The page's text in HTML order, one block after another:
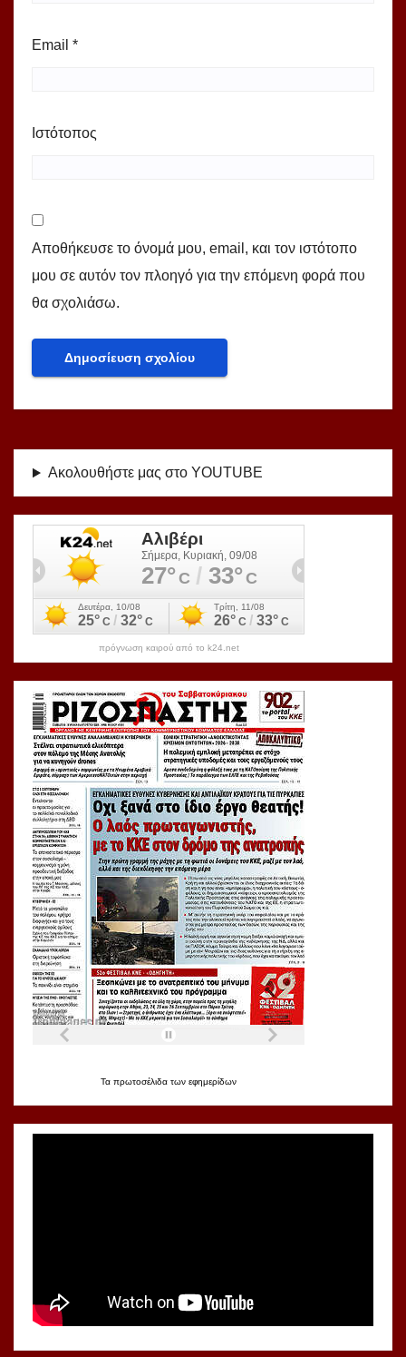
Email *
Ιστότοπος
Αποθήκευσε το όνομά μου, email, και τον ιστότοπο
μου σε αυτόν τον πλοηγό για την επόμενη φορά που
θα σχολιάσω.
Ακολουθήστε μας στο YOUTUBE
πρόγνωση καιρού από το k24.net
Τα πρωτοσέλιδα των εφημερίδων